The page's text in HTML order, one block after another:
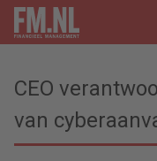
CEO
van